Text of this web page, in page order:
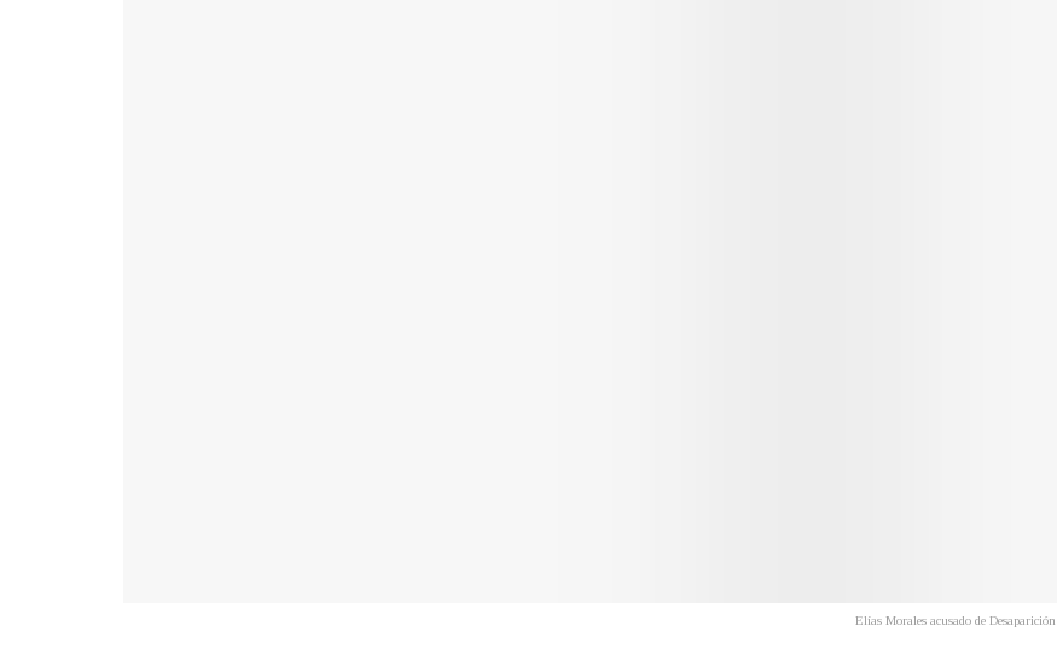
Elías Morales acusado de